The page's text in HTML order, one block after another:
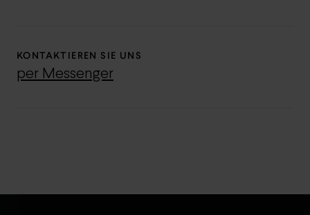
KONTAKTIEREN SIE UNS
per Messenger